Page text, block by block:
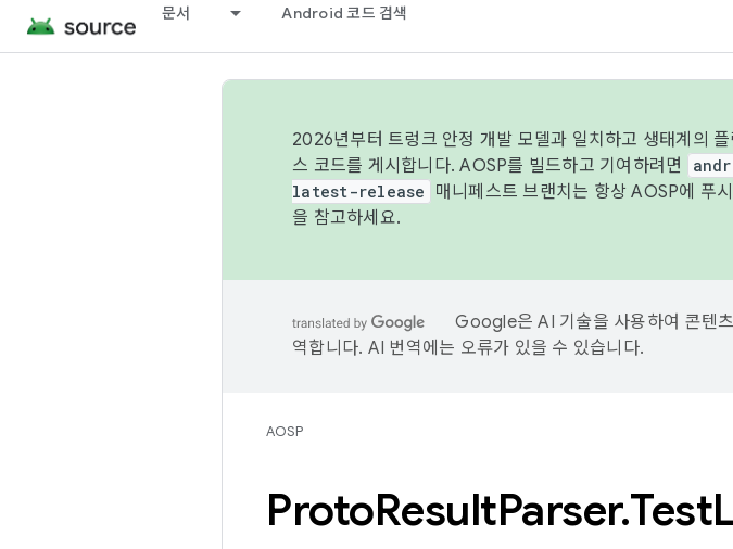
문서 Android 코드 검색
2026년부터 트렁크 안정 개발 모델과 일치하고 생태계의
스 코드를 게시합니다. AOSP를 빌드하고 기여하려면
latest-release
매니페스트 브랜치는 항상 AOSP에 푸
을 참고하세요.
Google은 AI 기술을 사용하여 콘텐
역합니다. AI 번역에는 오류가 있을 수 있습니다.
AOSP
ProtoResultParser.Test